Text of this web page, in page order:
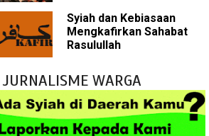
Mahdi
Wilayah Imam
Syiah dan Kebiasaan
Mengkafirkan Sahabat
Rasulullah
JURNALISME WARGA